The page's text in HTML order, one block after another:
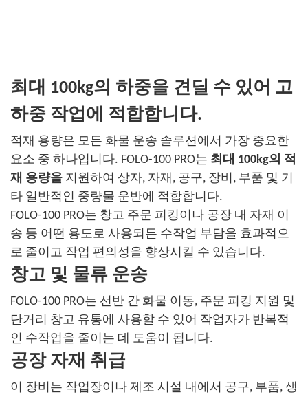
최대 100kg의 하중을 견딜 수 있어 고
하중 작업에 적합합니다.
적재 용량은 모든 화물 운송 솔루션에서 가장 중요한
요소 중 하나입니다. FOLO-100 PRO는 최대 100kg의 적
재 용량을 지원하여 상자, 자재, 공구, 장비, 부품 및 기
타 일반적인 중량물 운반에 적합합니다.
FOLO-100 PRO는 창고 주문 피킹이나 공장 내 자재 이
송 등 어떤 용도로 사용되든 수작업 부담을 효과적으
로 줄이고 작업 편의성을 향상시킬 수 있습니다.
창고 및 물류 운송
FOLO-100 PRO는 선반 간 화물 이동, 주문 피킹 지원 및
단거리 창고 유통에 사용할 수 있어 작업자가 반복적
인 수작업을 줄이는 데 도움이 됩니다.
공장 자재 취급
이 장비는 작업장이나 제조 시설 내에서 공구, 부품, 생